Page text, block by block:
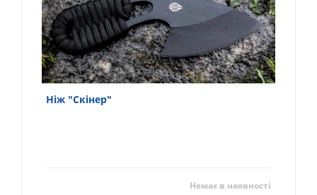
Ніж "Скінер"
Немає в наявності